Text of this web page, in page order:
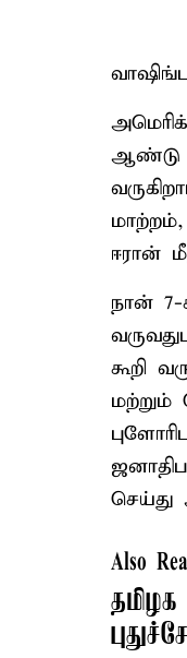
ஆண்டு
ஈரான்
நான் 7-
கூறி
மற்றும்
செய்து
Also